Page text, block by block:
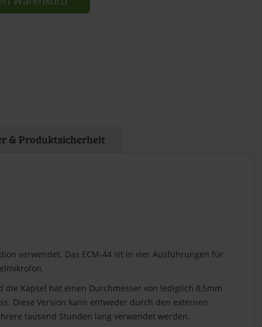
& Produktsicherheit
verwendet. Das ECM-44 ist in vier Ausführungen für
Kapsel hat einen Durchmesser von lediglich 8,5mm
Diese Version kann entweder durch den externen
tausend Stunden lang verwendet werden.